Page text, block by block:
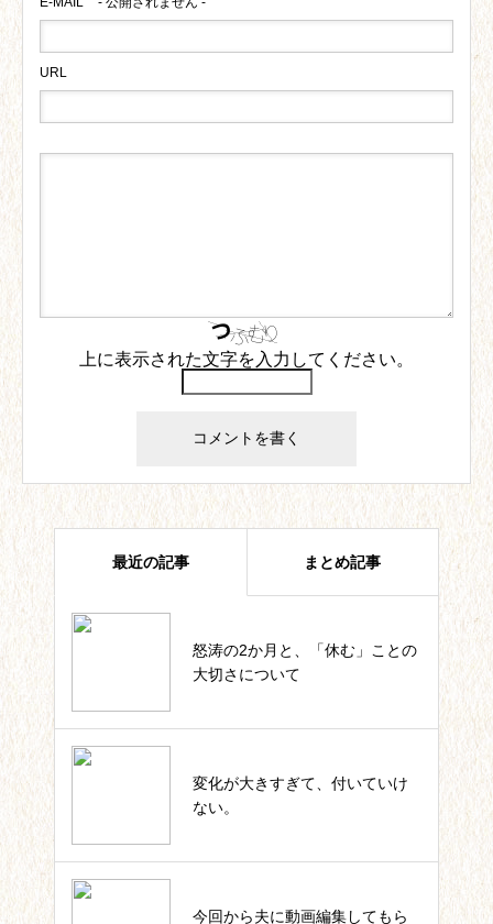
URL
上に表示された文字を入力してください。
最近の記事 まとめ記事
怒涛の2か月と、「休む」ことの
大切さについて
変化が大きすぎて、付いていけ
ない。
今回から夫に動画編集してもら
四葉ストーリー記事一覧
私のカウンセラー起業。これまで
の軌跡一覧
いっしょにIKUJI★セルフコーチ